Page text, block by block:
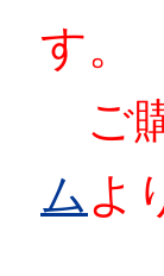
す。
ご
ム よ